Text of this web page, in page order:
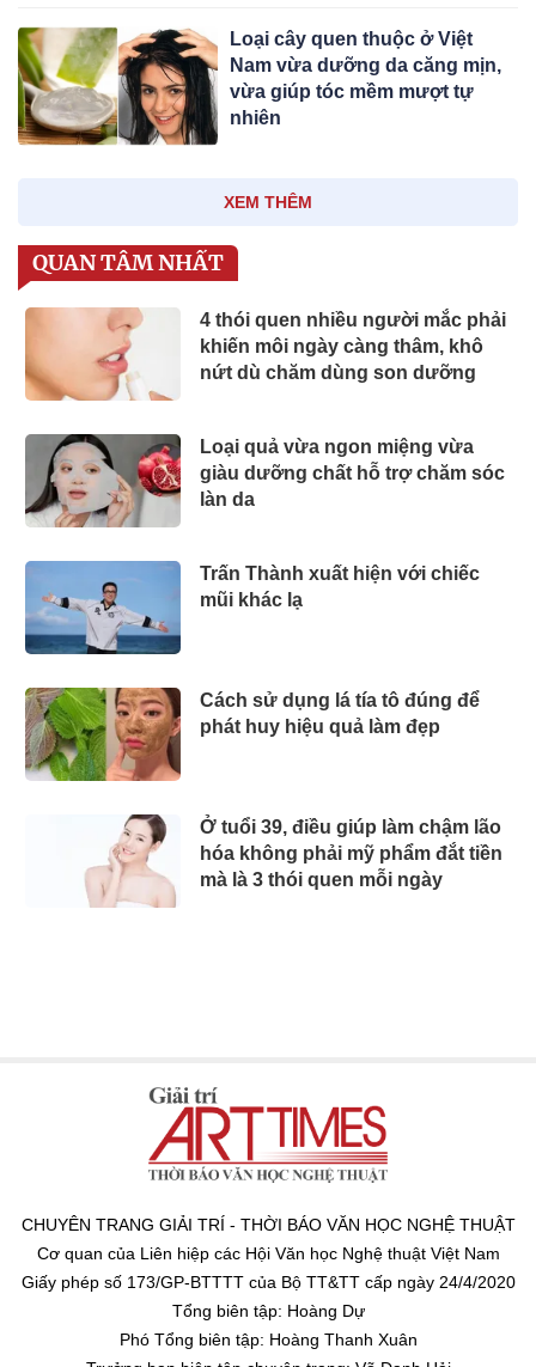
Loại cây quen thuộc ở Việt
Nam vừa dưỡng da căng mịn,
vừa giúp tóc mềm mượt tự
nhiên
XEM THÊM
QUAN TÂM NHẤT
4 thói quen nhiều người mắc phải
khiến môi ngày càng thâm, khô
nứt dù chăm dùng son dưỡng
Loại quả vừa ngon miệng vừa
giàu dưỡng chất hỗ trợ chăm sóc
làn da
Trấn Thành xuất hiện với chiếc
mũi khác lạ
Cách sử dụng lá tía tô đúng để
phát huy hiệu quả làm đẹp
Ở tuổi 39, điều giúp làm chậm lão
hóa không phải mỹ phẩm đắt tiền
mà là 3 thói quen mỗi ngày
CHUYÊN TRANG GIẢI TRÍ - THỜI BÁO VĂN HỌC NGHỆ THUẬT
Cơ quan của Liên hiệp các Hội Văn học Nghệ thuật Việt Nam
Giấy phép số 173/GP-BTTTT của Bộ TT&TT cấp ngày 24/4/2020
Tổng biên tập: Hoàng Dự
Phó Tổng biên tập: Hoàng Thanh Xuân